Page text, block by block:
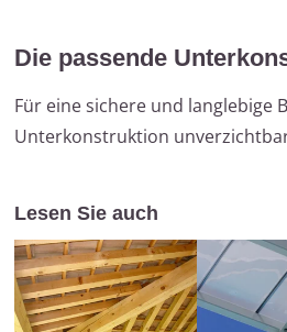
Die passende
Für eine sichere und langlebige
Unterkonstruktion
Lesen Sie auch